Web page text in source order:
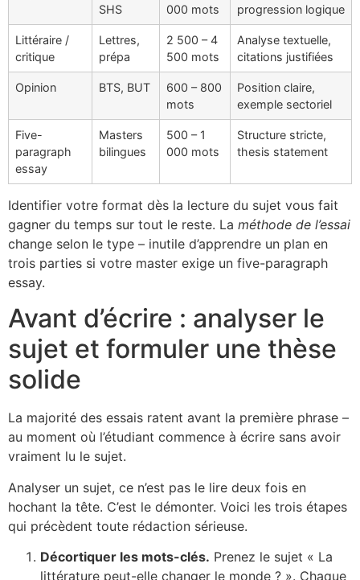
SHS
000 mots
progression logique
Littéraire /
critique
Lettres,
prépa
2 500 – 4
500 mots
Analyse textuelle,
citations justifiées
Opinion BTS, BUT
600 – 800
mots
Position claire,
exemple sectoriel
Five-
paragraph
essay
Masters
bilingues
500 – 1
000 mots
Structure stricte,
thesis statement
Identifier votre format dès la lecture du sujet vous fait
gagner du temps sur tout le reste. La méthode de l’essai
change selon le type – inutile d’apprendre un plan en
trois parties si votre master exige un five-paragraph
essay.
Avant d’écrire : analyser le
sujet et formuler une thèse
solide
La majorité des essais ratent avant la première phrase –
au moment où l’étudiant commence à écrire sans avoir
vraiment lu le sujet.
Analyser un sujet, ce n’est pas le lire deux fois en
hochant la tête. C’est le démonter. Voici les trois étapes
qui précèdent toute rédaction sérieuse.
Décortiquer les mots-clés. Prenez le sujet « La
littérature peut-elle changer le monde ? ». Chaque